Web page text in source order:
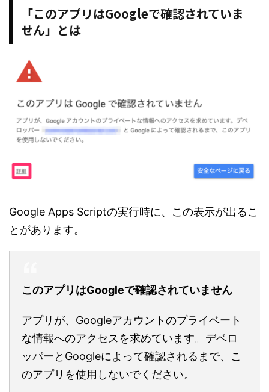
「このアプリはGoogleで確認されていま
せん」とは
Google Apps Scriptの実行時に、この表示が出るこ
とがあります。
このアプリはGoogleで確認されていません
アプリが、Googleアカウントのプライベート
な情報へのアクセスを求めています。デベロ
ッパーとGoogleによって確認されるまで、こ
のアプリを使用しないでください。